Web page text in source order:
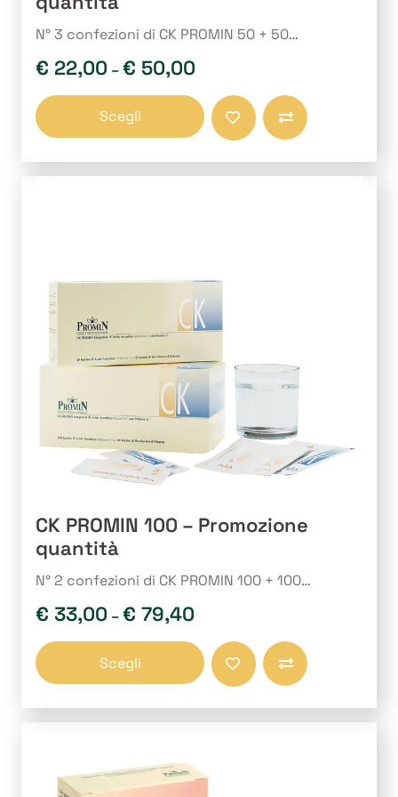
N° 3 confezioni di CK PROMIN 50 + 50…
€ 22,00 –€ 50,00
Scegli
Questo
prodotto
più
scelte
nella
pagina
prodotto
CK PROMIN 100 – Promozione
quantità
N° 2 confezioni di CK PROMIN 100 + 100…
€ 33,00 –€ 79,40
Scegli
Questo
prodotto
più